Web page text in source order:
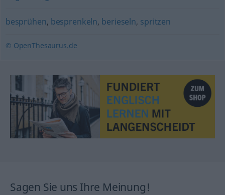
besprühen, besprenkeln, berieseln, spritzen
© OpenThesaurus.de
Sagen Sie uns Ihre Meinung!